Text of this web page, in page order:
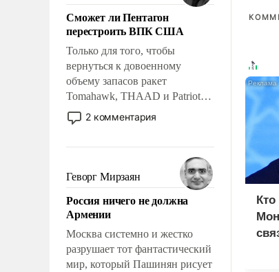
Сможет ли Пентагон
перестроить ВПК США
Только для того, чтобы
вернуться к довоенному
объему запасов ракет
Tomahawk, THAAD и Patriot
США потребуется более трех
лет. Даже небольшая война с
Сложившаяся ситуация
означает многолетний период
уязвимости США, например,
перед Китаем.
2 комментария
Геворг Мирзаян
Россия ничего не должна
Армении
Москва системно и жестко
разрушает тот фантастический
мир, который Пашинян рисует